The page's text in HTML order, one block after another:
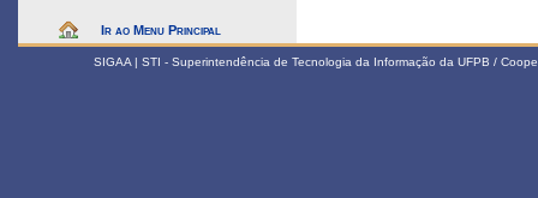
Ir ao Menu Principal
SIGAA | STI - Superintendência de Tecnologia da Informação da UFPB /